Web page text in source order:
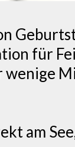
für
wenige
am